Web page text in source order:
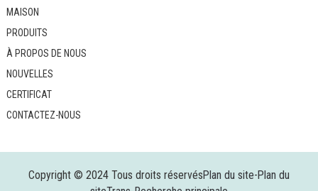
MAISON
PRODUITS
À PROPOS DE NOUS
NOUVELLES
CERTIFICAT
CONTACTEZ-NOUS
Copyright © 2024 Tous droits réservésPlan du site-Plan du